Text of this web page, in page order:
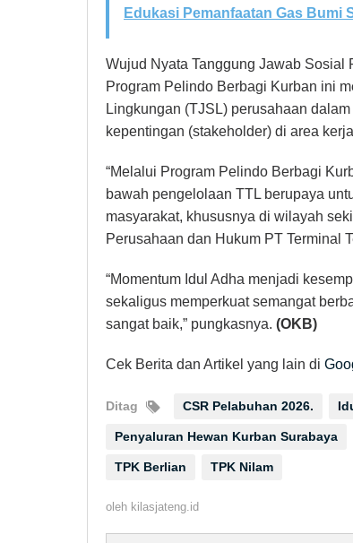
Edukasi Pemanfaatan Gas Bumi
Wujud Nyata Tanggung Jawab Sosial
Program Pelindo Berbagi Kurban ini
Lingkungan (TJSL) perusahaan
kepentingan (stakeholder) di area
“Melalui Program Pelindo Berbagi
bawah pengelolaan TTL berupaya
masyarakat, khususnya di wilayah
Perusahaan dan Hukum PT Terminal
“Momentum Idul Adha menjadi
sekaligus memperkuat semangat
sangat baik,” pungkasnya. (OKB)
Cek Berita dan Artikel yang lain di
Ditag CSR Pelabuhan 2026.
Penyaluran Hewan Kurban Surabaya
TPK Berlian TPK Nilam
oleh kilasjateng.id